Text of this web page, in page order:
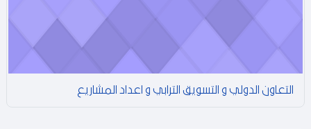
ي
و
التعاون الدولي و التسويق الترابي و اعداد المشاريع